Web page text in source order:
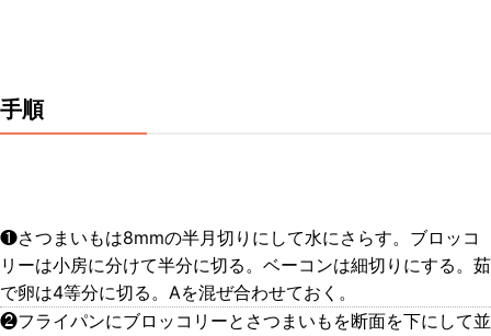
手順
❶さつまいもは8mmの半月切りにして水にさらす。ブロッコ
リーは小房に分けて半分に切る。ベーコンは細切りにする。茹
で卵は4等分に切る。Aを混ぜ合わせておく。
❷フライパンにブロッコリーとさつまいもを断面を下にして並